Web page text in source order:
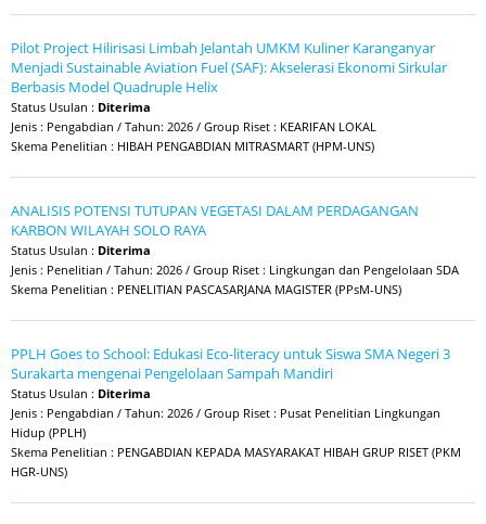
Pilot Project Hilirisasi Limbah Jelantah UMKM Kuliner Karanganyar
Menjadi Sustainable Aviation Fuel (SAF): Akselerasi Ekonomi Sirkular
Berbasis Model Quadruple Helix
Status Usulan : Diterima
Jenis : Pengabdian / Tahun: 2026 / Group Riset : KEARIFAN LOKAL
Skema Penelitian : HIBAH PENGABDIAN MITRASMART (HPM-UNS)
ANALISIS POTENSI TUTUPAN VEGETASI DALAM PERDAGANGAN
KARBON WILAYAH SOLO RAYA
Status Usulan : Diterima
Jenis : Penelitian / Tahun: 2026 / Group Riset : Lingkungan dan Pengelolaan SDA
Skema Penelitian : PENELITIAN PASCASARJANA MAGISTER (PPsM-UNS)
PPLH Goes to School: Edukasi Eco-literacy untuk Siswa SMA Negeri 3
Surakarta mengenai Pengelolaan Sampah Mandiri
Status Usulan : Diterima
Jenis : Pengabdian / Tahun: 2026 / Group Riset : Pusat Penelitian Lingkungan
Hidup (PPLH)
Skema Penelitian : PENGABDIAN KEPADA MASYARAKAT HIBAH GRUP RISET (PKM
HGR-UNS)